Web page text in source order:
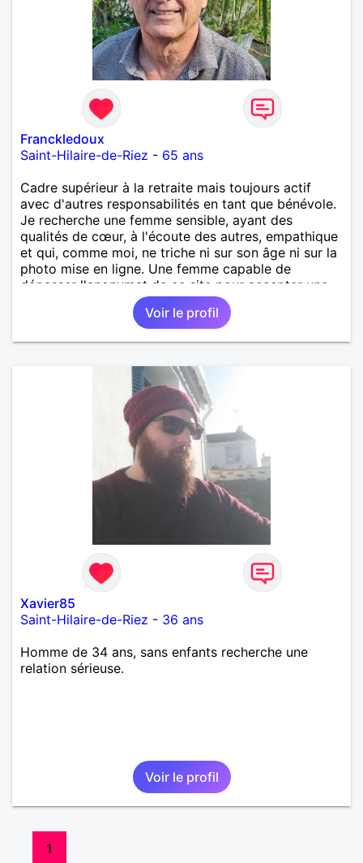
Franckledoux
Saint-Hilaire-de-Riez - 65 ans
Cadre supérieur à la retraite mais toujours actif
avec d'autres responsabilités en tant que bénévole.
Je recherche une femme sensible, ayant des
qualités de cœur, à l'écoute des autres, empathique
et qui, comme moi, ne triche ni sur son âge ni sur la
photo mise en ligne. Une femme capable de
dépasser l'anonymat de ce site pour accepter une
communication téléphonique, un rdv café, sans
craindre quoi que ce soit avec un profil comme le
Voir le profil
Xavier85
Saint-Hilaire-de-Riez - 36 ans
Homme de 34 ans, sans enfants recherche une
relation sérieuse.
Voir le profil
1